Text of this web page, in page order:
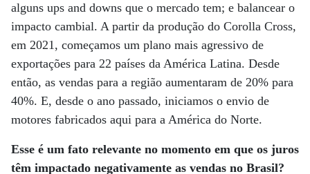
alguns ups and downs que o mercado tem; e balancear o
impacto cambial. A partir da produção do Corolla Cross,
em 2021, começamos um plano mais agressivo de
exportações para 22 países da América Latina. Desde
então, as vendas para a região aumentaram de 20% para
40%. E, desde o ano passado, iniciamos o envio de
motores fabricados aqui para a América do Norte.
Esse é um fato relevante no momento em que os juros
têm impactado negativamente as vendas no Brasil?